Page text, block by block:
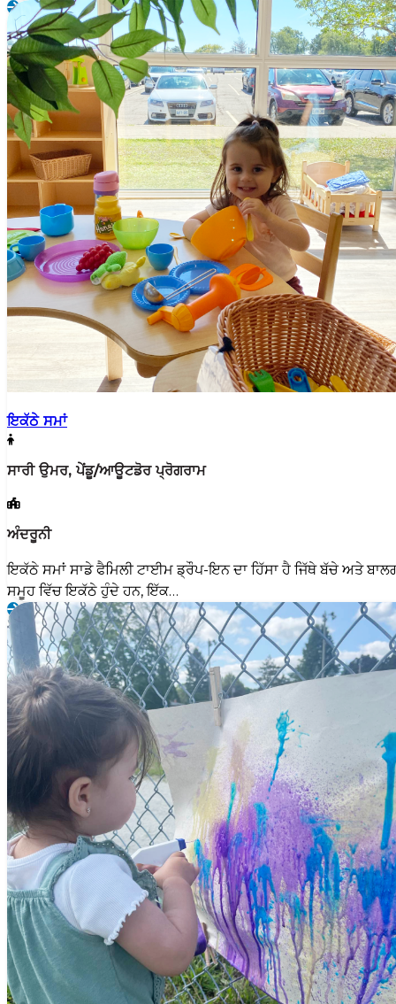
ਇਕੱਠੇ ਸਮਾਂ
ਸਾਰੀ ਉਮਰ, ਪੇਂਡੂ/ਆਊਟਡੋਰ ਪ੍ਰੋਗਰਾਮ
ਅੰਦਰੂਨੀ
ਇਕੱਠੇ ਸਮਾਂ ਸਾਡੇ ਫੈਮਿਲੀ ਟਾਈਮ ਡ੍ਰੌਪ-ਇਨ ਦਾ ਹਿੱਸਾ ਹੈ ਜਿੱਥੇ ਬੱਚੇ ਅਤੇ
ਸਮੂਹ ਵਿੱਚ ਇਕੱਠੇ ਹੁੰਦੇ ਹਨ, ਇੱਕ…